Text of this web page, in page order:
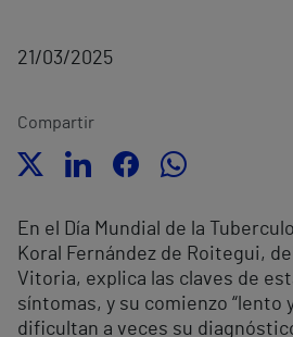
21/03/2025
Compartir
En el Día Mundial de la
Koral Fernández de Roitegui,
Vitoria, explica las claves de
síntomas, y su comienzo “lento
dificultan a veces su